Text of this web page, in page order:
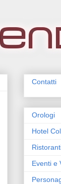
Contatti
Orologi
Hotel
Eventi e